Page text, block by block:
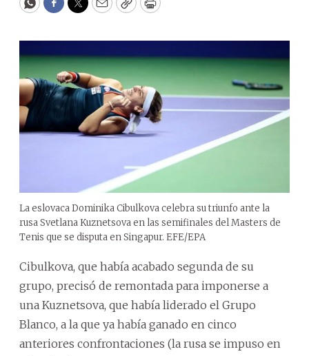
WhatsApp
Facebook
Twitter
EmailCopyPrint
La eslovaca Dominika Cibulkova celebra su triunfo ante la
rusa Svetlana Kuznetsova en las semifinales del Masters de
Tenis que se disputa en Singapur. EFE/EPA
Cibulkova, que había acabado segunda de su
grupo, precisó de remontada para imponerse a
una Kuznetsova, que había liderado el Grupo
Blanco, a la que ya había ganado en cinco
anteriores confrontaciones (la rusa se impuso en